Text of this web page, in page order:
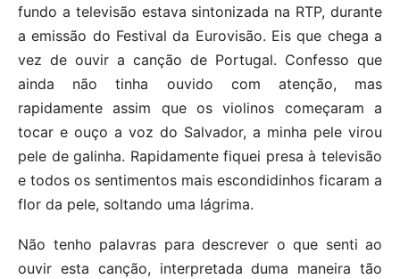
fundo a televisão estava sintonizada na RTP, durante
a emissão do Festival da Eurovisão. Eis que chega a
vez de ouvir a canção de Portugal. Confesso que
ainda não tinha ouvido com atenção, mas
rapidamente assim que os violinos começaram a
tocar e ouço a voz do Salvador, a minha pele virou
pele de galinha. Rapidamente fiquei presa à televisão
e todos os sentimentos mais escondidinhos ficaram a
flor da pele, soltando uma lágrima.
Não tenho palavras para descrever o que senti ao
ouvir esta canção, interpretada duma maneira tão